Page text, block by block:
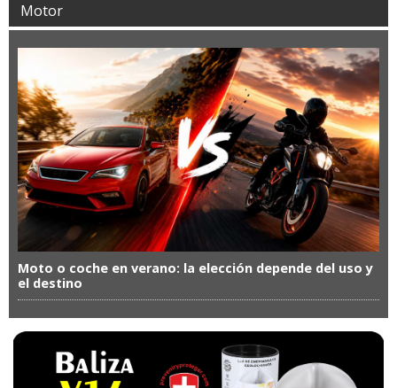
Motor
Moto o coche en verano: la elección depende del uso y
el destino